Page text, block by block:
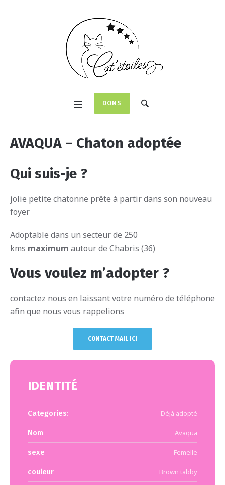
DONS
AVAQUA – Chaton adoptée
Qui suis-je ?
jolie petite chatonne prête à partir dans son nouveau
foyer
Adoptable dans un secteur de 250
kms maximum autour de Chabris (36)
Vous voulez m’adopter ?
contactez nous en laissant votre numéro de téléphone
afin que nous vous rappelions
CONTACT MAIL ICI
IDENTITÉ
Categories: Déjà adopté
Nom Avaqua
sexe Femelle
couleur Brown tabby